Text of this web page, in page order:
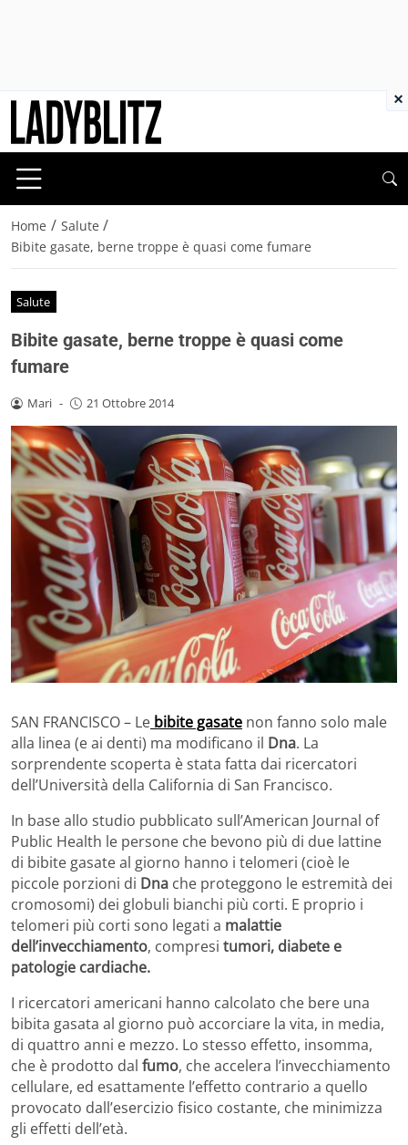
Home / Salute /
Bibite gasate, berne troppe è quasi come fumare
Salute
Bibite gasate, berne troppe è quasi come
fumare
Mari - 21 Ottobre 2014
SAN FRANCISCO – Le bibite gasate non fanno solo male
alla linea (e ai denti) ma modificano il Dna. La
sorprendente scoperta è stata fatta dai ricercatori
dell’Università della California di San Francisco.
In base allo studio pubblicato sull’American Journal of
Public Health le persone che bevono più di due lattine
di bibite gasate al giorno hanno i telomeri (cioè le
piccole porzioni di Dna che proteggono le estremità dei
cromosomi) dei globuli bianchi più corti. E proprio i
telomeri più corti sono legati a malattie
dell’invecchiamento, compresi tumori, diabete e
patologie cardiache.
I ricercatori americani hanno calcolato che bere una
bibita gasata al giorno può accorciare la vita, in media,
di quattro anni e mezzo. Lo stesso effetto, insomma,
che è prodotto dal fumo, che accelera l’invecchiamento
cellulare, ed esattamente l’effetto contrario a quello
provocato dall’esercizio fisico costante, che minimizza
gli effetti dell’età.
×